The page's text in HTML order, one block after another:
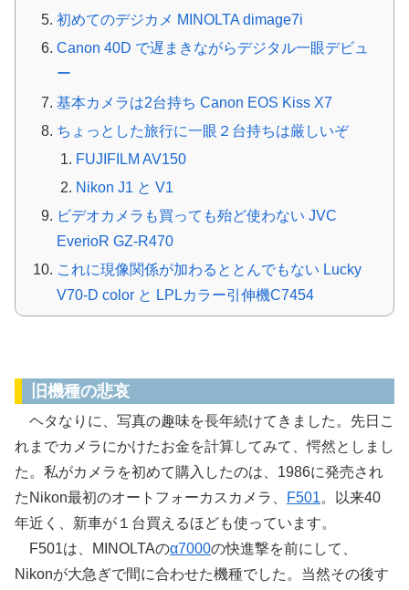
初めてのデジカメ MINOLTA dimage7i
Canon 40D で遅まきながらデジタル一眼デビュ
ー
基本カメラは2台持ち Canon EOS Kiss X7
ちょっとした旅行に一眼２台持ちは厳しいぞ
FUJIFILM AV150
Nikon J1 と V1
ビデオカメラも買っても殆ど使わない JVC
EverioR GZ-R470
これに現像関係が加わるととんでもない Lucky
V70-D color と LPLカラー引伸機C7454
旧機種の悲哀
ヘタなりに、写真の趣味を長年続けてきました。先日こ
れまでカメラにかけたお金を計算してみて、愕然としまし
た。私がカメラを初めて購入したのは、1986に発売され
たNikon最初のオートフォーカスカメラ、
F501。以来40
年近く、新車が１台買えるほども使っています。
F501は、MINOLTAのα7000の快進撃を前にして、
Nikonが大急ぎで間に合わせた機種でした。当然その後す